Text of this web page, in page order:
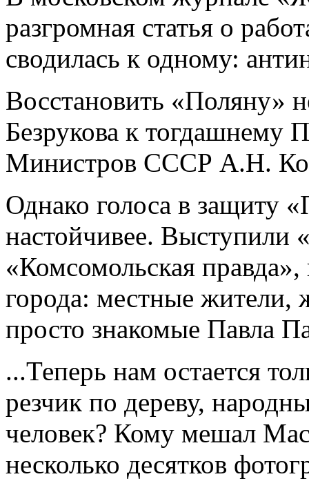
разгромная статья о
сводилась к одному:
Восстановить «Поляну»
Безрукова к тогдашнему
Министров СССР А.Н.
Однако голоса в защиту
настойчивее. Выступили
«Комсомольская
города: местные
просто знакомые Павла
...Теперь нам остается
резчик по дереву,
человек? Кому мешал
несколько десятков